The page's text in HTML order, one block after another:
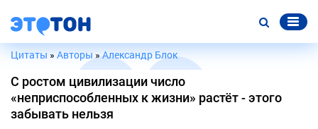
Цитаты » Авторы »Александр Блок
С ростом цивилизации число
«неприспособленных к жизни» растёт - этого
забывать нельзя